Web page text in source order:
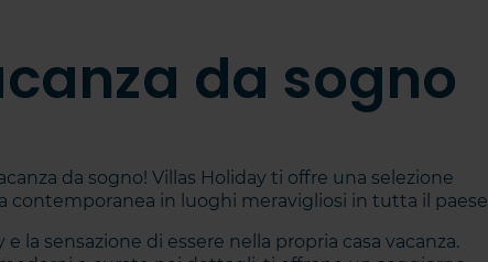
da sogno
da sogno! Villas Holiday ti offre una selezione
contemporanea in luoghi meravigliosi in tutta il paese
la sensazione di essere nella propria casa vacanza.